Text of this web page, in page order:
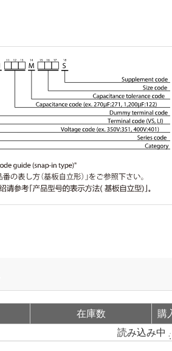
在庫数
購
読み込み中